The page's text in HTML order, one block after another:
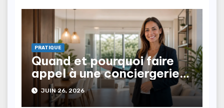
PRATIQUE
Quand et pourquoi faire
appel à une conciergerie
immobilière ?
JUIN 26, 2026